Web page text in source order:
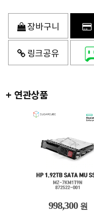
장바구니
링크공유
+ 연관상품
998,300 원